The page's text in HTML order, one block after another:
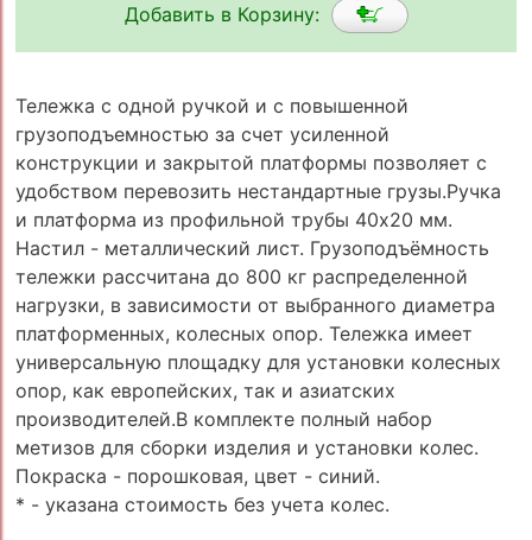
Добавить в Корзину:
Тележка с одной ручкой и с повышенной
грузоподъемностью за счет усиленной
конструкции и закрытой платформы позволяет с
удобством перевозить нестандартные грузы.Ручка
и платформа из профильной трубы 40х20 мм.
Настил - металлический лист. Грузоподъёмность
тележки рассчитана до 800 кг распределенной
нагрузки, в зависимости от выбранного диаметра
платформенных, колесных опор. Тележка имеет
универсальную площадку для установки колесных
опор, как европейских, так и азиатских
производителей.В комплекте полный набор
метизов для сборки изделия и установки колес.
Покраска - порошковая, цвет - синий.
* - указана стоимость без учета колес.